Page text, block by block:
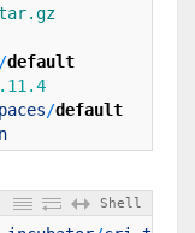
.gz
/default
/default
Shell